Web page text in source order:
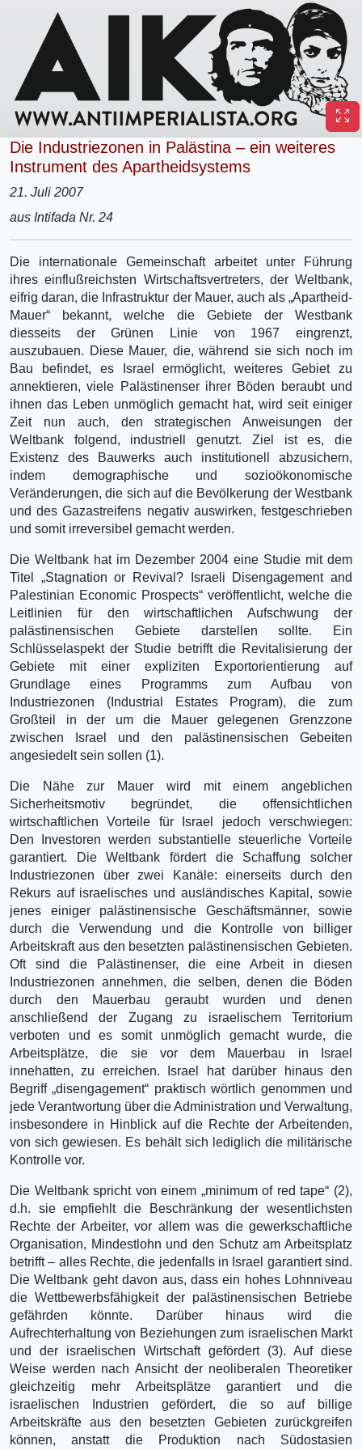
Die Industriezonen in Palästina – ein weiteres
Instrument des Apartheidsystems
21. Juli 2007
aus Intifada Nr. 24
Die internationale Gemeinschaft arbeitet unter Führung
ihres einflußreichsten Wirtschaftsvertreters, der Weltbank,
eifrig daran, die Infrastruktur der Mauer, auch als „Apartheid-
Mauer“ bekannt, welche die Gebiete der Westbank
diesseits der Grünen Linie von 1967 eingrenzt,
auszubauen. Diese Mauer, die, während sie sich noch im
Bau befindet, es Israel ermöglicht, weiteres Gebiet zu
annektieren, viele Palästinenser ihrer Böden beraubt und
ihnen das Leben unmöglich gemacht hat, wird seit einiger
Zeit nun auch, den strategischen Anweisungen der
Weltbank folgend, industriell genutzt. Ziel ist es, die
Existenz des Bauwerks auch institutionell abzusichern,
indem demographische und sozioökonomische
Veränderungen, die sich auf die Bevölkerung der Westbank
und des Gazastreifens negativ auswirken, festgeschrieben
und somit irreversibel gemacht werden.
Die Weltbank hat im Dezember 2004 eine Studie mit dem
Titel „Stagnation or Revival? Israeli Disengagement and
Palestinian Economic Prospects“ veröffentlicht, welche die
Leitlinien für den wirtschaftlichen Aufschwung der
palästinensischen Gebiete darstellen sollte. Ein
Schlüsselaspekt der Studie betrifft die Revitalisierung der
Gebiete mit einer expliziten Exportorientierung auf
Grundlage eines Programms zum Aufbau von
Industriezonen (Industrial Estates Program), die zum
Großteil in der um die Mauer gelegenen Grenzzone
zwischen Israel und den palästinensischen Gebeiten
angesiedelt sein sollen (1).
Die Nähe zur Mauer wird mit einem angeblichen
Sicherheitsmotiv begründet, die offensichtlichen
wirtschaftlichen Vorteile für Israel jedoch verschwiegen:
Den Investoren werden substantielle steuerliche Vorteile
garantiert. Die Weltbank fördert die Schaffung solcher
Industriezonen über zwei Kanäle: einerseits durch den
Rekurs auf israelisches und ausländisches Kapital, sowie
jenes einiger palästinensische Geschäftsmänner, sowie
durch die Verwendung und die Kontrolle von billiger
Arbeitskraft aus den besetzten palästinensischen Gebieten.
Oft sind die Palästinenser, die eine Arbeit in diesen
Industriezonen annehmen, die selben, denen die Böden
durch den Mauerbau geraubt wurden und denen
anschließend der Zugang zu israelischem Territorium
verboten und es somit unmöglich gemacht wurde, die
Arbeitsplätze, die sie vor dem Mauerbau in Israel
innehatten, zu erreichen. Israel hat darüber hinaus den
Begriff „disengagement“ praktisch wörtlich genommen und
jede Verantwortung über die Administration und Verwaltung,
insbesondere in Hinblick auf die Rechte der Arbeitenden,
von sich gewiesen. Es behält sich lediglich die militärische
Kontrolle vor.
Die Weltbank spricht von einem „minimum of red tape“ (2),
d.h. sie empfiehlt die Beschränkung der wesentlichsten
Rechte der Arbeiter, vor allem was die gewerkschaftliche
Organisation, Mindestlohn und den Schutz am Arbeitsplatz
betrifft – alles Rechte, die jedenfalls in Israel garantiert sind.
Die Weltbank geht davon aus, dass ein hohes Lohnniveau
die Wettbewerbsfähigkeit der palästinensischen Betriebe
gefährden könnte. Darüber hinaus wird die
Aufrechterhaltung von Beziehungen zum israelischen Markt
und der israelischen Wirtschaft gefördert (3). Auf diese
Weise werden nach Ansicht der neoliberalen Theoretiker
gleichzeitig mehr Arbeitsplätze garantiert und die
israelischen Industrien gefördert, die so auf billige
Arbeitskräfte aus den besetzten Gebieten zurückgreifen
können, anstatt die Produktion nach Südostasien